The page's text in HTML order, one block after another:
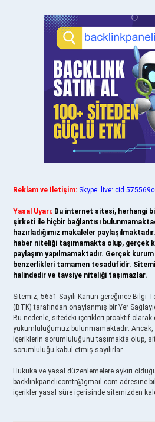
Reklam ve İletişim: Skype:
Yasal Uyarı: Bu internet sitesi, herhangi
şirketi ile hiçbir bağlantısı
hazırladığımız makaleler
haber niteliği taşımamakta olup, gerçek
paylaşım yapılmamaktadır. Gerçek
benzerlikleri tamamen tesadüfidir.
halindedir ve tavsiye niteliği taşımazlar.
Sitemiz, 5651 Sayılı Kanun gereğince Bilgi
(BTK) tarafından onaylanmış bir Yer
Bu nedenle, sitedeki içerikleri proaktif olarak
yükümlülüğümüz bulunmamaktadır. Ancak,
içeriklerin sorumluluğunu taşımakta olup,
sorumluluğu kabul etmiş sayılırlar.
Hukuka ve yasal düzenlemelere aykırı
backlinkpanelicomtr@gmail.com adresine
içerikler yasal süre içerisinde sitemizden